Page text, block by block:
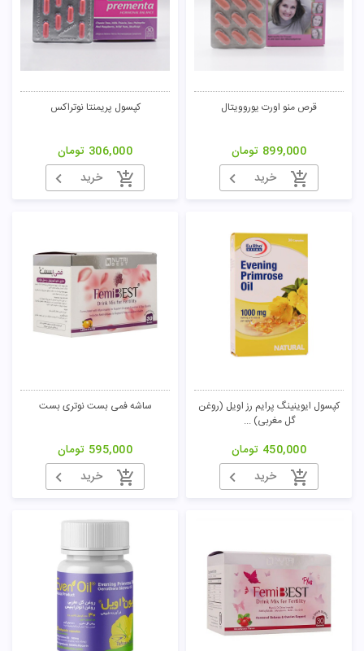
قرص منو اورت یوروویتال
899,000 تومان
خرید
کپسول پریمنتا نوتراکس
306,000 تومان
خرید
کپسول ایوینینگ پرایم رز اویل (روغن
گل مغربی) ...
450,000 تومان
خرید
ساشه فمی بست نوتری بست
595,000 تومان
خرید